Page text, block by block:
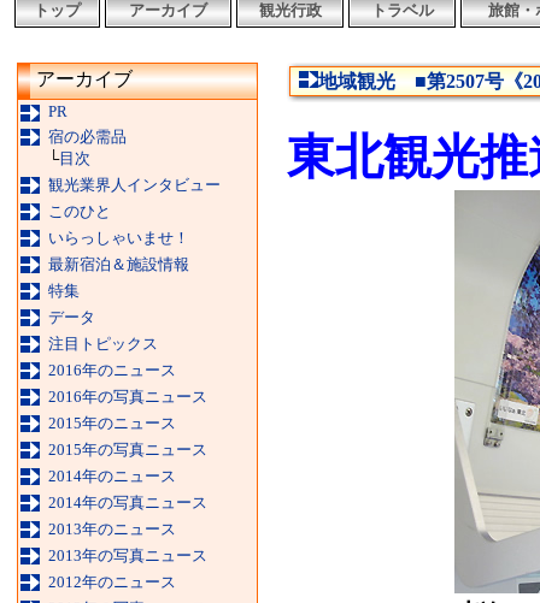
トップ アーカイブ 観光行政 トラベル 旅館・
アーカイブ
PR
宿の必需品
└目次
観光業界人インタビュー
このひと
いらっしゃいませ！
最新宿泊＆施設情報
特集
データ
注目トピックス
2016年のニュース
2016年の写真ニュース
2015年のニュース
2015年の写真ニュース
2014年のニュース
2014年の写真ニュース
2013年のニュース
2013年の写真ニュース
2012年のニュース
地域観光 ■第2507号《
東北観光